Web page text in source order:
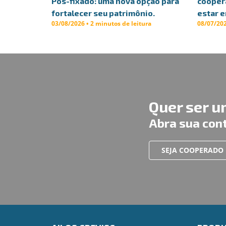
fortalecer seu patrimônio.
03/08/2026 • 2 minutos de leitura
estar
08/07/
Quer ser
Abra sua
SEJA COOPERADO